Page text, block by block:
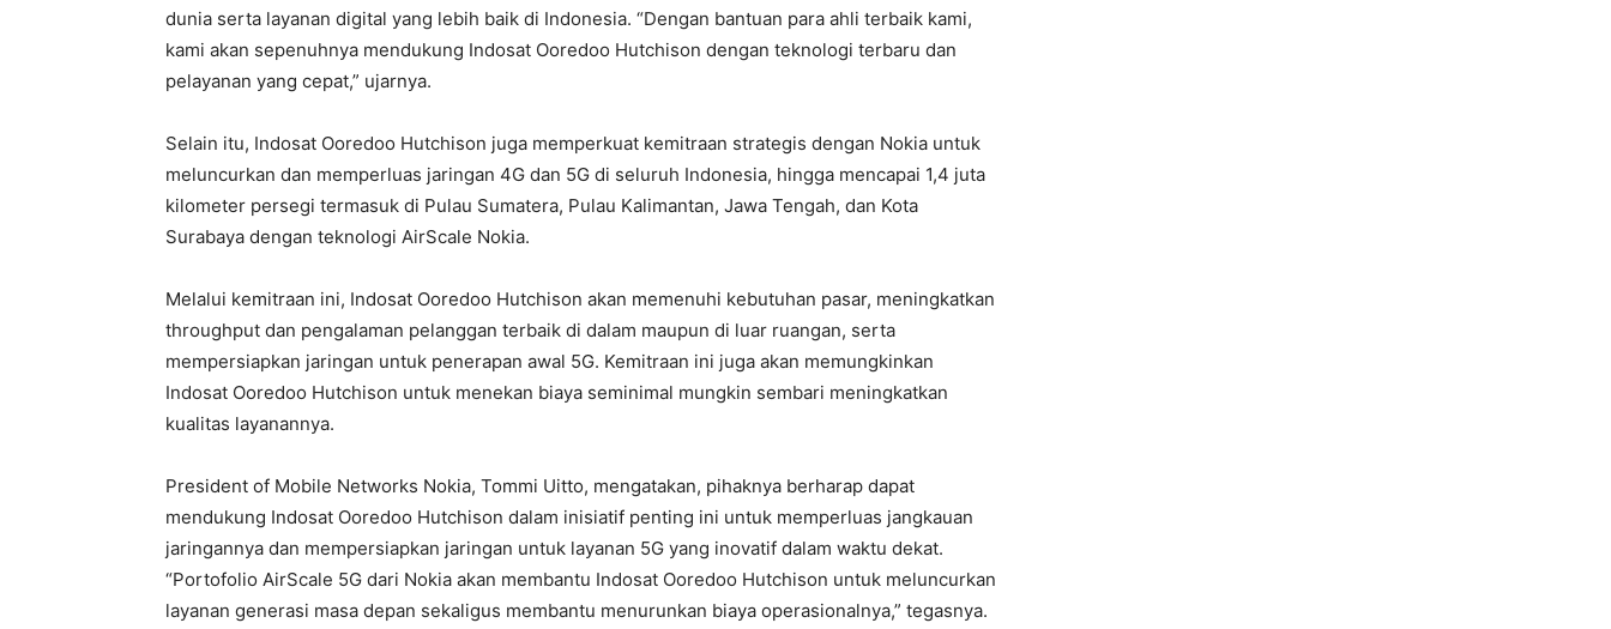
dunia serta layanan digital yang lebih baik di Indonesia. “Dengan bantuan para ahli terbaik kami,
kami akan sepenuhnya mendukung Indosat Ooredoo Hutchison dengan teknologi terbaru dan
pelayanan yang cepat,” ujarnya.
Selain itu, Indosat Ooredoo Hutchison juga memperkuat kemitraan strategis dengan Nokia untuk
meluncurkan dan memperluas jaringan 4G dan 5G di seluruh Indonesia, hingga mencapai 1,4 juta
kilometer persegi termasuk di Pulau Sumatera, Pulau Kalimantan, Jawa Tengah, dan Kota
Surabaya dengan teknologi AirScale Nokia.
Melalui kemitraan ini, Indosat Ooredoo Hutchison akan memenuhi kebutuhan pasar, meningkatkan
throughput dan pengalaman pelanggan terbaik di dalam maupun di luar ruangan, serta
mempersiapkan jaringan untuk penerapan awal 5G. Kemitraan ini juga akan memungkinkan
Indosat Ooredoo Hutchison untuk menekan biaya seminimal mungkin sembari meningkatkan
kualitas layanannya.
President of Mobile Networks Nokia, Tommi Uitto, mengatakan, pihaknya berharap dapat
mendukung Indosat Ooredoo Hutchison dalam inisiatif penting ini untuk memperluas jangkauan
jaringannya dan mempersiapkan jaringan untuk layanan 5G yang inovatif dalam waktu dekat.
“Portofolio AirScale 5G dari Nokia akan membantu Indosat Ooredoo Hutchison untuk meluncurkan
layanan generasi masa depan sekaligus membantu menurunkan biaya operasionalnya,” tegasnya.